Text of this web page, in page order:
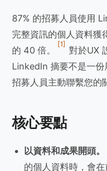
87% 的招募人員使用
完整資訊的個人資料獲
的 40 倍。
[1]
對於UX
LinkedIn 摘要不是一
招募人員主動聯繫您的
核心要點
以資料和成果開頭。
的個人資料時，會